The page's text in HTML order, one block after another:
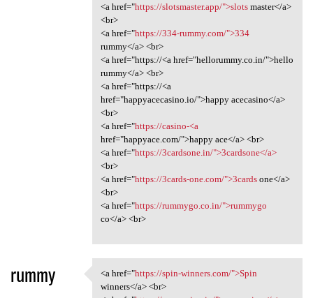
<a href="https://slotsmaster.app/">slotsmaster</a>
<br>
<a href="https://334-rummy.com/">334
rummy</a> <br>
<a href="https://<a href="hellorummy.co.in/">hello
rummy</a> <br>
<a href="https://<a
href="happyacecasino.io/">happy acecasino</a>
<br>
<a href="https://casino-<a
href="happyace.com/">happy ace</a> <br>
<a href="https://3cardsone.in/">3cardsone</a>
<br>
<a href="https://3cards-one.com/">3cardsone</a>
<br>
<a href="https://rummygo.co.in/">rummygo
co</a> <br>
rummy
<a href="https://spin-winners
<a href="https://spin-winners.com/">Spin
winners</a> <br>